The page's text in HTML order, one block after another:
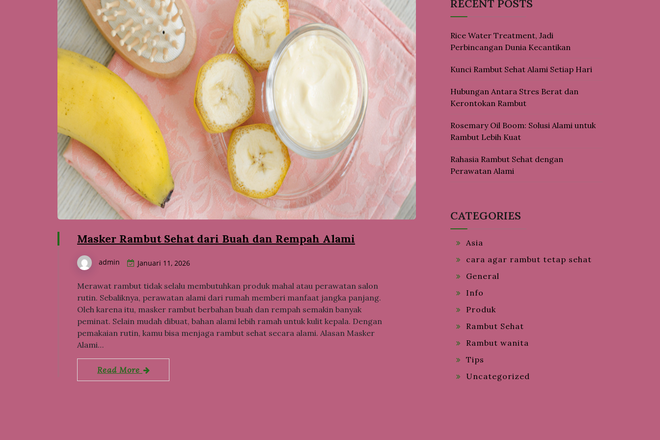
Masker Rambut Sehat dari Buah dan Rempah Alami
admin Januari 11, 2026
Merawat rambut tidak selalu membutuhkan produk mahal atau perawatan salon
rutin. Sebaliknya, perawatan alami dari rumah memberi manfaat jangka panjang.
Oleh karena itu, masker rambut berbahan buah dan rempah semakin banyak
peminat. Selain mudah dibuat, bahan alami lebih ramah untuk kulit kepala. Dengan
pemakaian rutin, kamu bisa menjaga rambut sehat secara alami. Alasan Masker
Alami…
Read More
RECENT POSTS
Rice Water Treatment, Jadi
Perbincangan Dunia Kecantikan
Kunci Rambut Sehat Alami Setiap Hari
Hubungan Antara Stres Berat dan
Kerontokan Rambut
Rosemary Oil Boom: Solusi Alami untuk
Rambut Lebih Kuat
Rahasia Rambut Sehat dengan
Perawatan Alami
CATEGORIES
Asia
cara agar rambut tetap sehat
General
Info
Produk
Rambut Sehat
Rambut wanita
Tips
Uncategorized